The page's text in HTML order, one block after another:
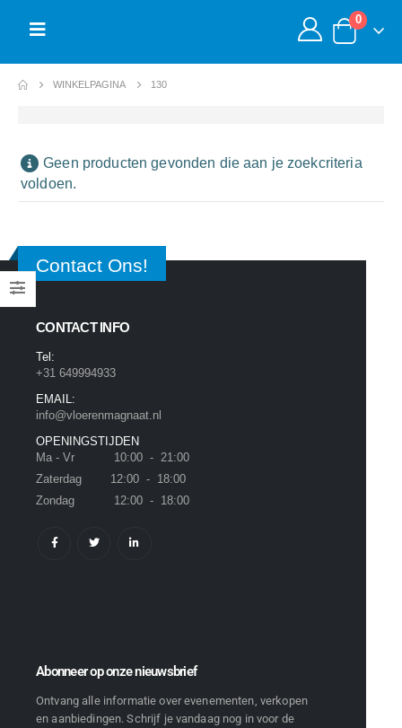
0
WINKELPAGINA 130
Geen producten gevonden die aan je zoekcriteria
voldoen.
Contact Ons!
CONTACT INFO
Tel:
+31 649994933
EMAIL:
info@vloerenmagnaat.nl
OPENINGSTIJDEN
Ma - Vr 10:00 - 21:00
Zaterdag 12:00 - 18:00
Zondag 12:00 - 18:00
Abonneer op onze nieuwsbrief
Ontvang alle informatie over evenementen, verkopen
en aanbiedingen. Schrijf je vandaag nog in voor de